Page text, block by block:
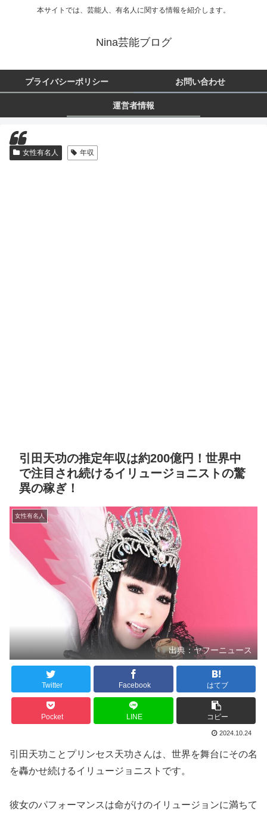
本サイトでは、芸能人、有名人に関する情報を紹介します。
Nina芸能ブログ
プライバシーポリシー お問い合わせ
運営者情報
女性有名人 年収
引田天功の推定年収は約200億円！世界中
で注目され続けるイリュージョニストの驚
異の稼ぎ！
女性有名人
出典：ヤフーニュース
Twitter Facebook はてブ
Pocket LINE コピー
2024.10.24
引田天功ことプリンセス天功さんは、世界を舞台にその名
を轟かせ続けるイリュージョニストです。
彼女のパフォーマンスは命がけのイリュージョンに満ちて